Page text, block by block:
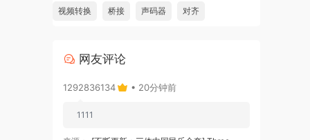
视频转换 桥接 声码器 对齐
网友评论
1292836134 • 20分钟前
1111